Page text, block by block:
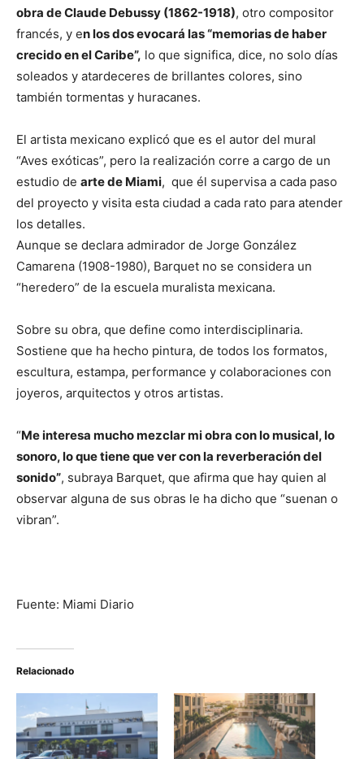
obra de Claude Debussy (1862-1918), otro compositor
francés, y en los dos evocará las “memorias de haber
crecido en el Caribe”, lo que significa, dice, no solo días
soleados y atardeceres de brillantes colores, sino
también tormentas y huracanes.
El artista mexicano explicó que es el autor del mural
“Aves exóticas”, pero la realización corre a cargo de un
estudio de arte de Miami, que él supervisa a cada paso
del proyecto y visita esta ciudad a cada rato para atender
los detalles.
Aunque se declara admirador de Jorge González
Camarena (1908-1980), Barquet no se considera un
“heredero” de la escuela muralista mexicana.
Sobre su obra, que define como interdisciplinaria.
Sostiene que ha hecho pintura, de todos los formatos,
escultura, estampa, performance y colaboraciones con
joyeros, arquitectos y otros artistas.
“Me interesa mucho mezclar mi obra con lo musical, lo
sonoro, lo que tiene que ver con la reverberación del
sonido”, subraya Barquet, que afirma que hay quien al
observar alguna de sus obras le ha dicho que “suenan o
vibran”.
Fuente: Miami Diario
Relacionado